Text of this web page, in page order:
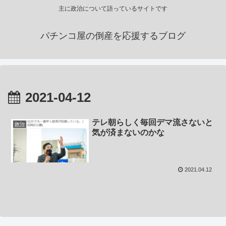
主に政治について語っているサイトです
パチンコ屋の倒産を応援するブログ
2021-04-12
政治
テレ朝らしく毎回デマ流さないと
気が済まないのかな
2021.04.12